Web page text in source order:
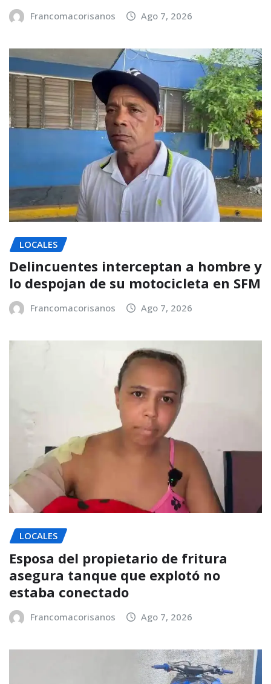
Francomacorisanos Ago 7, 2026
LOCALES
Delincuentes interceptan a hombre y
lo despojan de su motocicleta en SFM
Francomacorisanos Ago 7, 2026
LOCALES
Esposa del propietario de fritura
asegura tanque que explotó no
estaba conectado
Francomacorisanos Ago 7, 2026